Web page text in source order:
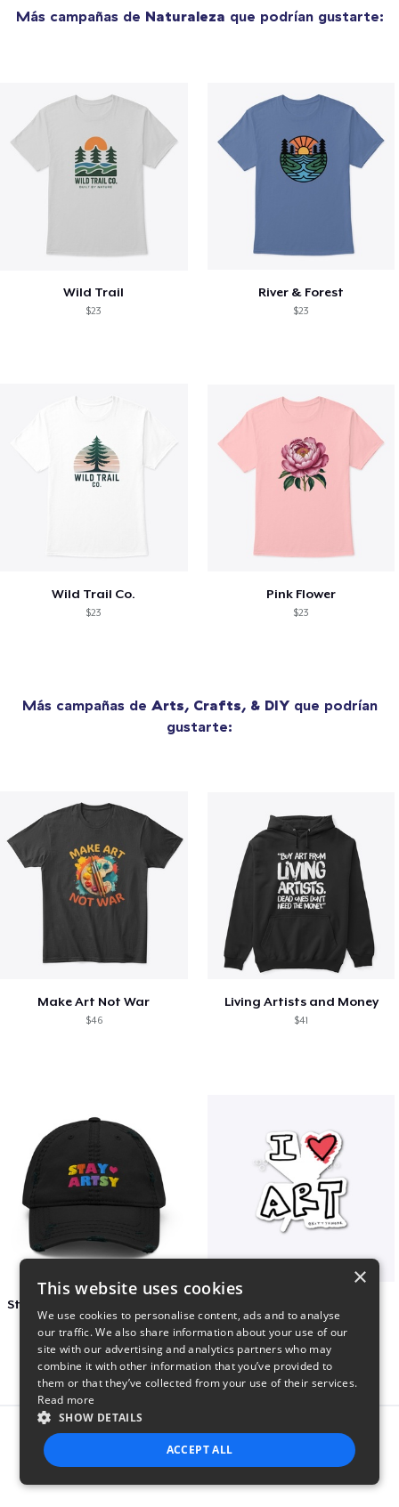
Más campañas de Naturaleza que podrían gustarte:
Wild Trail
$23
River & Forest
$23
Wild Trail Co.
$23
Pink Flower
$23
Más campañas de Arts, Crafts, & DIYque podrían
gustarte:
Make Art Not War
$46
Living Artists and Money
$41
$27 $7
Report this product
×
This website uses cookies
We use cookies to personalise content, ads and to analyse
our traffic. We also share information about your use of our
site with our advertising and analytics partners who may
combine it with other information that you’ve provided to
them or that they’ve collected from your use of their services.
Read more
SHOW DETAILS
ACCEPT ALL
STRICTLY NECESSARY PERFORMANCE